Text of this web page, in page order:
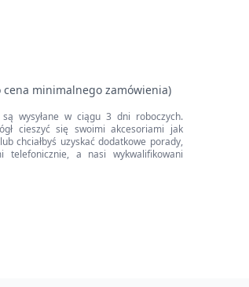
minimalnego zamówienia)
wysyłane w ciągu 3 dni roboczych.
cieszyć się swoimi akcesoriami jak
chciałbyś uzyskać dodatkowe porady,
a nasi wykwalifikowani